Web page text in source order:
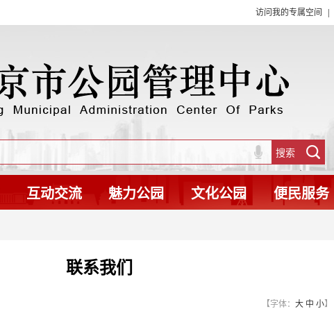
访问我的专属空间
互动交流 魅力公园 文化公园 便民服务
联系我们
【字体： 大 中 小】